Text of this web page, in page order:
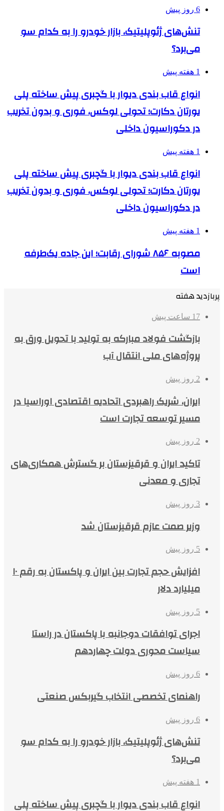
6 روز پیش
تنش‌های ژئوپلیتیک، بازار خودرو را به کدام سو
می‌برد؟
1 هفته پیش
انواع قاب بندی دیوار با گچبری پیش ساخته پلی
یورتان دکارت؛ تحولی لوکس، فوری و بدون تخریب
در دکوراسیون داخلی
1 هفته پیش
انواع قاب بندی دیوار با گچبری پیش ساخته پلی
یورتان دکارت؛ تحولی لوکس، فوری و بدون تخریب
در دکوراسیون داخلی
1 هفته پیش
مصوبه ۸۵۶ شورای رقابت؛ این جاده یک‌طرفه
است
پربازدید هفته
17 ساعت پیش
بازگشت فولاد مبارکه به تولید با تحویل ورق به
پروژه‌های ملی انتقال آب
2 روز پیش
ایران، شریک راهبردی اتحادیه اقتصادی اوراسیا در
مسیر توسعه تجارت است
2 روز پیش
تاکید ایران و قرقیزستان بر گسترش همکاری‌های
تجاری و معدنی
3 روز پیش
وزیر صمت عازم قرقیزستان شد
5 روز پیش
افزایش حجم تجارت بین ایران و پاکستان به رقم ۱۰
میلیارد دلار
5 روز پیش
اجرای توافقات دوجانبه با پاکستان در راستا
سیاست محوری دولت چهاردهم
6 روز پیش
راهنمای تخصصی انتخاب گیربکس صنعتی
6 روز پیش
تنش‌های ژئوپلیتیک، بازار خودرو را به کدام سو
می‌برد؟
1 هفته پیش
انواع قاب بندی دیوار با گچبری پیش ساخته پلی